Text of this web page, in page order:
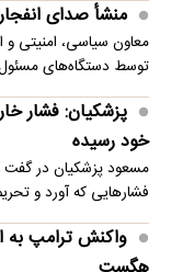
منشأ صدای
معاون سیاسی، امنیتی و
توسط دستگاه‌های
پزشکیان: فشار
خود رسیده
مسعود پزشکیان در گفت
فشارهایی که آورد و
واکنش ترامپ به